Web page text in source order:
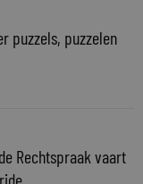
puzzels, puzzelen
Rechtspraak vaart